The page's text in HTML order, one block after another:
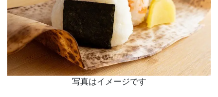
写真はイメージです